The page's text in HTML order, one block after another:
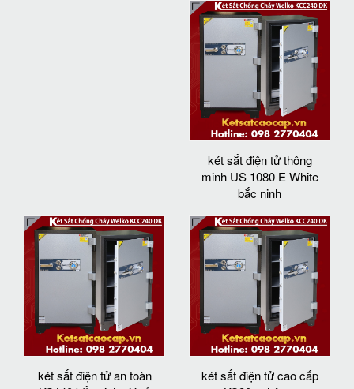
két sắt điện tử thông
minh US 1080 E White
bắc ninh
két sắt điện tử an toàn
két sắt điện tử cao cấp